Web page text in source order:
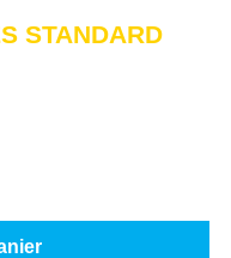
STANDARD